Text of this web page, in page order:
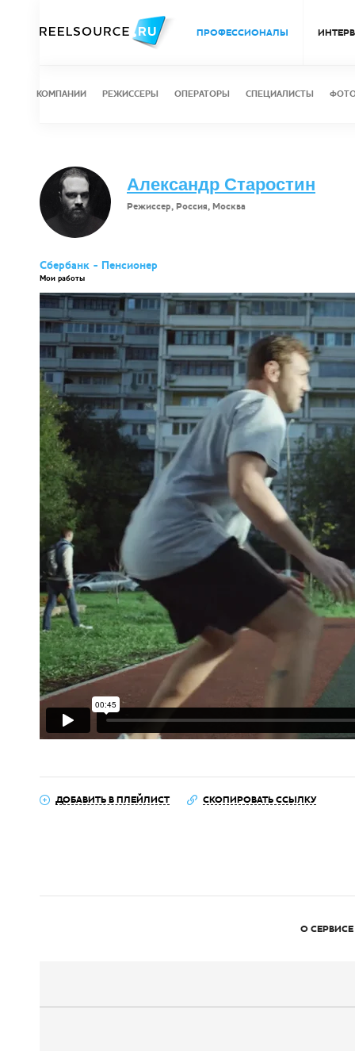
ПРОФЕССИОНАЛЫ
КОМПАНИИ РЕЖИССЕРЫ ОПЕРАТОРЫ СПЕЦИАЛИСТЫ
Александр Старостин
Режиссер, Россия, Москва
Сбербанк - Пенсионер
Мои работы
ДОБАВИТЬ В ПЛЕЙЛИСТ СКОПИРОВАТЬ ССЫЛКУ
О СЕРВИСЕ